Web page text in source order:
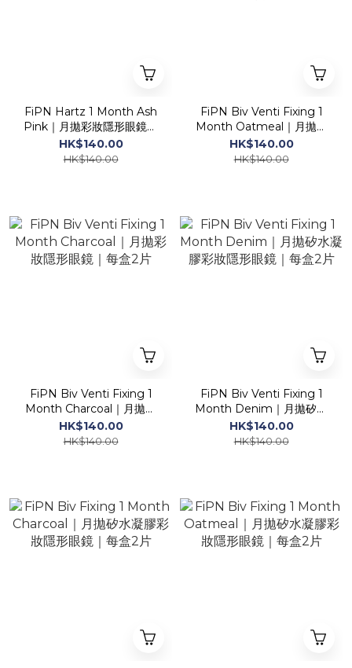
FiPN Hartz 1 Month Ash
Pink｜月拋彩妝隱形眼鏡｜
每盒2片
HK$140.00
HK$140.00
FiPN Biv Venti Fixing 1
Month Oatmeal｜月拋矽
水凝膠彩妝隱形眼鏡｜每盒2
片
HK$140.00
HK$140.00
FiPN Biv Venti Fixing 1
Month Charcoal｜月拋彩
妝隱形眼鏡｜每盒2片
HK$140.00
HK$140.00
FiPN Biv Venti Fixing 1
Month Denim｜月拋矽水
凝膠彩妝隱形眼鏡｜每盒2片
HK$140.00
HK$140.00